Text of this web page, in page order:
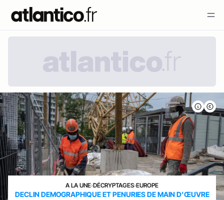
A LA UNE›DÉCRYPTAGES›EUROPE
DECLIN DEMOGRAPHIQUE ET PENURIES DE MAIN D’ŒUVRE